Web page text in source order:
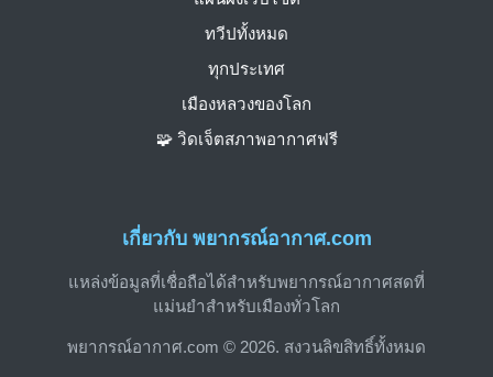
เกี่ยวกับ พยากรณ์อากาศ.com
แหล่งข้อมูลที่เชื่อถือได้สำหรับพยากรณ์อากาศสดที่
แม่นยำสำหรับเมืองทั่วโลก
พยากรณ์อากาศ.com © 2026. สงวนลิขสิทธิ์ทั้งหมด
ทวีปทั้งหมด
ทุกประเทศ
เมืองหลวงของโลก
🧩 วิดเจ็ตสภาพอากาศฟรี